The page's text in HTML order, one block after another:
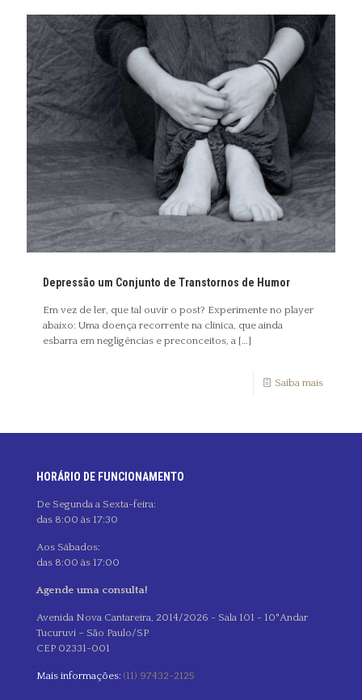
Depressão um Conjunto de Transtornos de Humor
Em vez de ler, que tal ouvir o post? Experimente no player
abaixo: Uma doença recorrente na clínica, que ainda
esbarra em negligências e preconceitos, a […]
Saiba mais
HORÁRIO DE FUNCIONAMENTO
De Segunda a Sexta-feira:
das 8:00 às 17:30
Aos Sábados:
das 8:00 às 17:00
Agende uma consulta!
Avenida Nova Cantareira, 2014/2026 - Sala 101 - 10°Andar
Tucuruvi – São Paulo/SP
CEP 02331-001
Mais informações: (11) 97432-2125